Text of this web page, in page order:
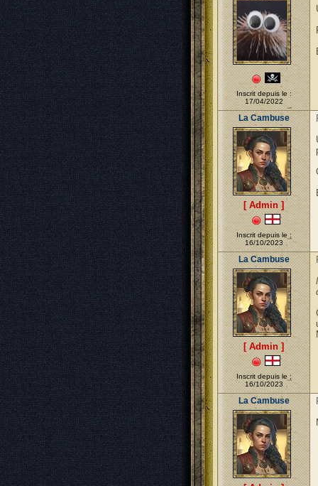
Inscrit depuis le :
17/04/2022
La Cambuse
[ Admin ]
Inscrit depuis le :
16/10/2023
La Cambuse
[ Admin ]
Inscrit depuis le :
16/10/2023
La Cambuse